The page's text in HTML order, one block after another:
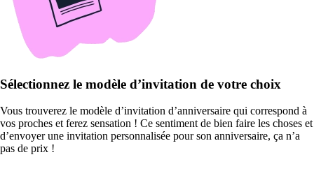
Sélectionnez le modèle d’invitation de votre choix
Vous trouverez le modèle d’invitation d’anniversaire qui correspond à
vos proches et ferez sensation ! Ce sentiment de bien faire les choses et
d’envoyer une invitation personnalisée pour son anniversaire, ça n’a
pas de prix !